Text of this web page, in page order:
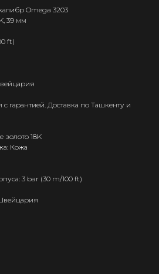
Omega 3203
39 мм
ft)
гарантией. Доставка по Ташкенту и
золото 18K
Кожа
3 bar (30 m/100 ft)